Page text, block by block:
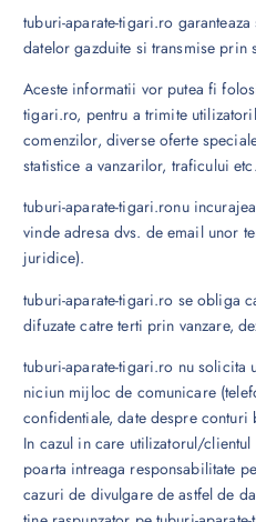
tuburi-aparate-tigari.ro
datelor gazduite si transmise prin
Aceste informatii vor putea fi
tigari.ro, pentru a trimite
comenzilor, diverse oferte
statistice a vanzarilor, traficului etc.
tuburi-aparate-tigari.ronu
vinde adresa dvs. de email unor
juridice).
tuburi-aparate-tigari.ro se obliga
difuzate catre terti prin vanzare,
tuburi-aparate-tigari.ro nu
niciun mijloc de comunicare
confidentiale, date despre conturi
In cazul in care utilizatorul/
poarta intreaga responsabilitate
cazuri de divulgare de astfel de